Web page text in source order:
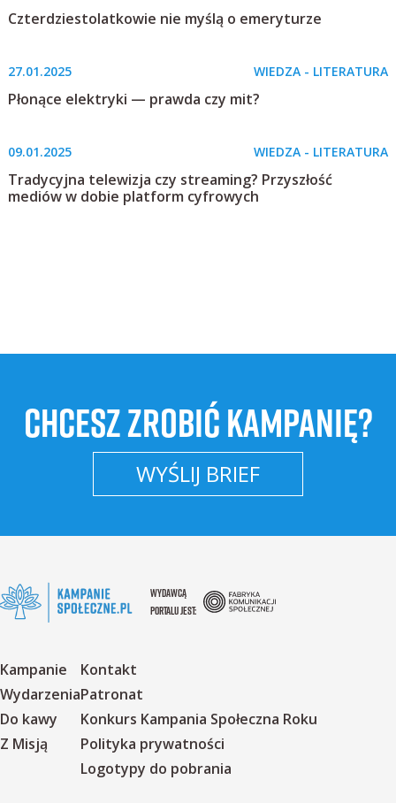
Czterdziestolatkowie nie myślą o emeryturze
27.01.2025 WIEDZA - LITERATURA
Płonące elektryki — prawda czy mit?
09.01.2025 WIEDZA - LITERATURA
Tradycyjna telewizja czy streaming? Przyszłość
mediów w dobie platform cyfrowych
CHCESZ ZROBIĆ KAMPANIĘ?
WYŚLIJ BRIEF
WYDAWCĄ
PORTALU JEST:
Kampanie
Wydarzenia
Do kawy
Z Misją
Kontakt
Patronat
Konkurs Kampania Społeczna Roku
Polityka prywatności
Logotypy do pobrania